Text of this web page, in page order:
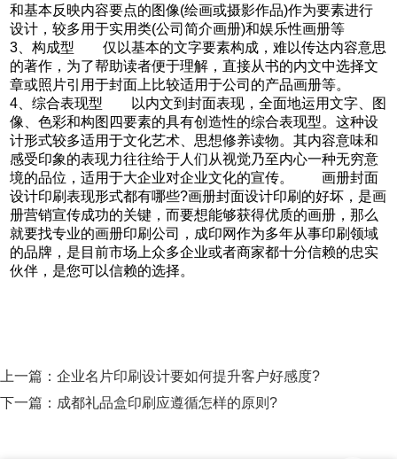
和基本反映内容要点的图像(绘画或摄影作品)作为要素进行
设计，较多用于实用类(公司简介画册)和娱乐性画册等
3、构成型 仅以基本的文字要素构成，难以传达内容意思
的著作，为了帮助读者便于理解，直接从书的内文中选择文
章或照片引用于封面上比较适用于公司的产品画册等。
4、综合表现型 以内文到封面表现，全面地运用文字、图
像、色彩和构图四要素的具有创造性的综合表现型。这种设
计形式较多适用于文化艺术、思想修养读物。其内容意味和
感受印象的表现力往往给于人们从视觉乃至内心一种无穷意
境的品位，适用于大企业对企业文化的宣传。 画册封面
设计印刷表现形式都有哪些?画册封面设计印刷的好坏，是画
册营销宣传成功的关键，而要想能够获得优质的画册，那么
就要找专业的画册印刷公司，成印网作为多年从事印刷领域
的品牌，是目前市场上众多企业或者商家都十分信赖的忠实
伙伴，是您可以信赖的选择。
上一篇： 企业名片印刷设计要如何提升客户好感度?
下一篇： 成都礼品盒印刷应遵循怎样的原则?